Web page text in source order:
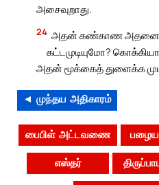
அசைவுறாது.
24 அதன் கண்காண
கட்டமுடியுமோ?
அதன் மூக்கைத் துளைக்க
◄ முந்தய அதிகாரம்
பைபிள் அட்டவணை பழைய
எஸ்தர்